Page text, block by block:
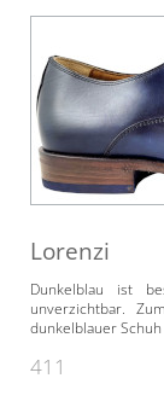
Lorenzi
Dunkelblau ist
unverzichtbar.
dunkelblauer
411